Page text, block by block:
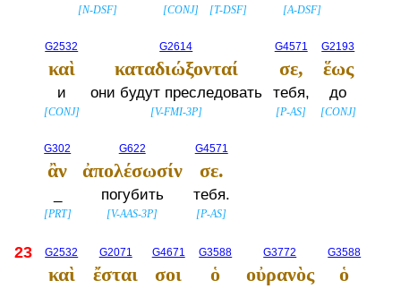
[N-DSF] [CONJ] [T-DSF] [A-DSF]
G2532
καὶ
и
[CONJ]
G2614
καταδιώξονταί
они будут преследовать
[V-FMI-3P]
G4571
σε,
тебя,
[P-AS]
G2193
ἕως
до
[CONJ]
G302
ἂν
[PRT]
G622
ἀπολέσωσίν
погубить
[V-AAS-3P]
G4571
σε.
тебя.
[P-AS]
23 G2532
καὶ
G2071
ἔσται
G4671
σοι
G3588
ὁ
G3772
οὐρανὸς
G3588
ὁ